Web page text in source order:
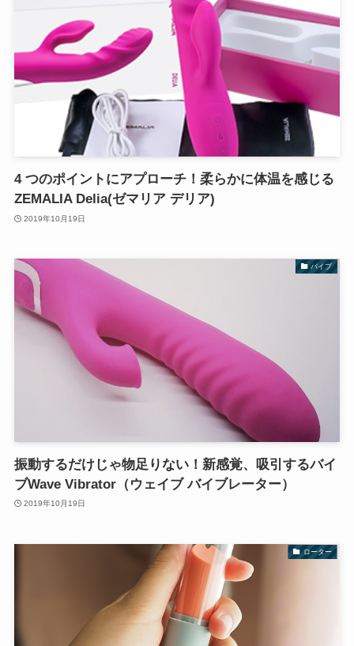
4 つのポイントにアプローチ！柔らかに体温を感じる
ZEMALIA Delia(ゼマリア デリア)
2019年10月19日
バイブ
振動するだけじゃ物足りない！新感覚、吸引するバイ
ブWave Vibrator（ウェイブ バイブレーター）
2019年10月19日
ローター